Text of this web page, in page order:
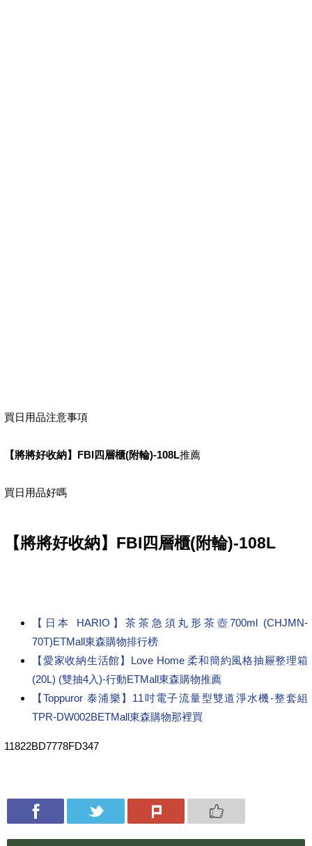
買日用品注意事項
【將將好收納】FBI四層櫃(附輪)-108L推薦
買日用品好嗎
【將將好收納】FBI四層櫃(附輪)-108L
【日本 HARIO】茶茶急須丸形茶壺700ml (CHJMN-
70T)ETMall東森購物排行榜
【愛家收納生活館】Love Home 柔和簡約風格抽屜整理箱
(20L) (雙抽4入)-行動ETMall東森購物推薦
【Toppuror 泰浦樂】11吋電子流量型雙道淨水機-整套組
TPR-DW002BETMall東森購物那裡買
11822BD7778FD347